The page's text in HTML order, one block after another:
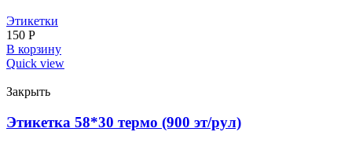
Этикетки
150 Р
В корзину
Quick view
Закрыть
Этикетка 58*30 термо (900 эт/рул)